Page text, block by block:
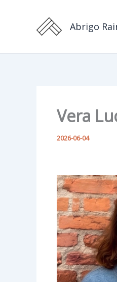
Abrigo
Vera
2026-06-04